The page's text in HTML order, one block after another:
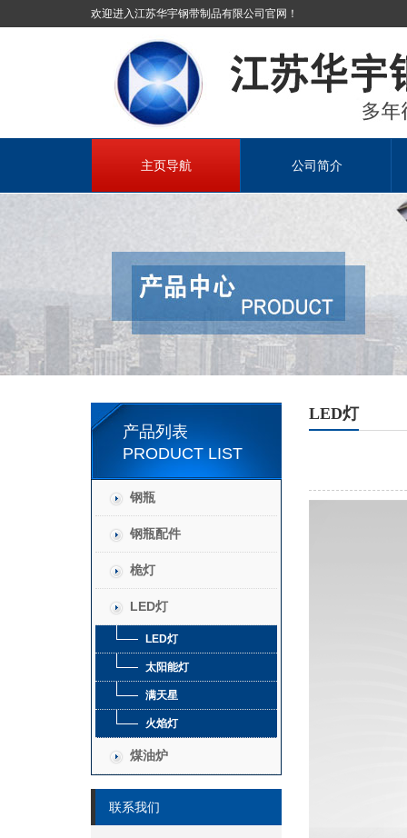
欢迎进入江苏华宇钢带制品有限公司官网！
主页导航 公司简介
产品列表
PRODUCT LIST
钢瓶
钢瓶配件
桅灯
LED灯
LED灯
太阳能灯
满天星
火焰灯
煤油炉
联系我们
LED灯